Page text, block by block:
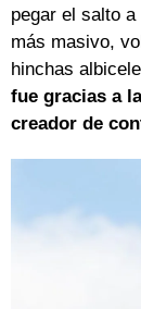
pegar el salto a
más masivo,
hinchas
fue gracias a
creador de